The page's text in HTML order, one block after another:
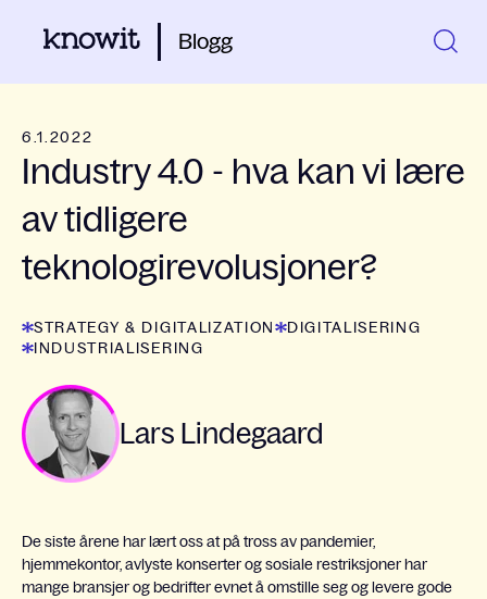
Blogg
6.1.2022
Industry 4.0 - hva kan vi lære
av tidligere
teknologirevolusjoner?
STRATEGY & DIGITALIZATION
DIGITALISERING
INDUSTRIALISERING
Lars Lindegaard
De siste årene har lært oss at på tross av pandemier,
hjemmekontor, avlyste konserter og sosiale restriksjoner har
mange bransjer og bedrifter evnet å omstille seg og levere gode